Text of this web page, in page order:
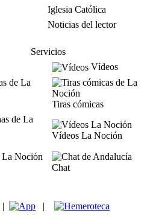
Iglesia Católica
Noticias del lector
Servicios
Vídeos
Tiras cómicas
Vídeos La Noción
Chat
| |